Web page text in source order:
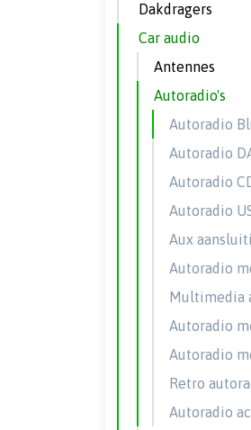
Dakdragers
Car audio
Antennes
Autoradio's
Autoradio
Autoradio
Autoradio
Autoradio
Aux
Autoradio
Multimedia
Autoradio
Autoradio
Retro
Autoradio